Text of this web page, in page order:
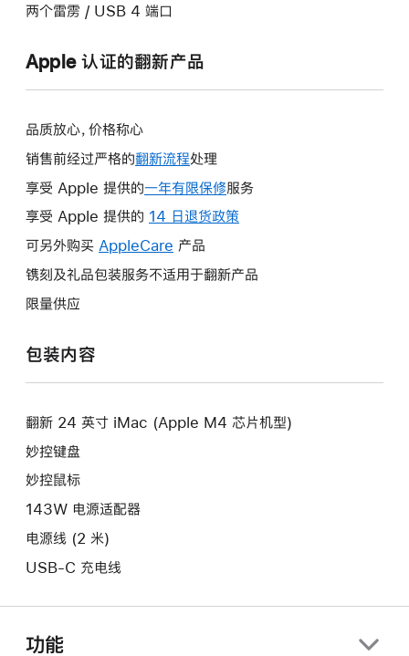
两个雷雳 / USB 4 端口
Apple 认证的翻新产品
品质放心，价格称心
销售前经过严格的翻新流程处理
享受 Apple 提供的一年有限保修此
操
打
服务
享受 Apple 提供的 14 日退货政策
将
口。
可另外购买 AppleCare 此
操
新
窗
产品
镌刻及礼品包装服务不适用于翻新产品
限量供应
包装内容
翻新 24 英寸 iMac (Apple M4 芯片机型)
妙控键盘
妙控鼠标
143W 电源适配器
电源线 (2 米)
USB-C 充电线
功能